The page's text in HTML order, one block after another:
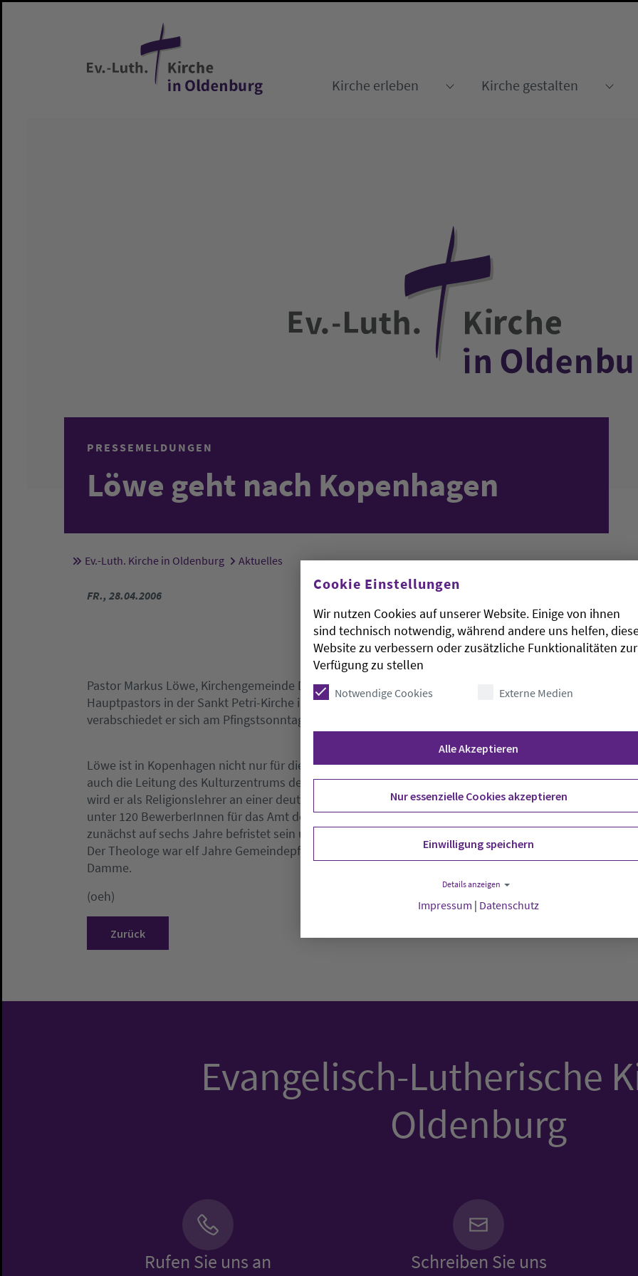
Kirche erleben
Kirche gestalten
PRESSEMELDUNGEN
Löwe geht nach Kopenhagen
Sie sind hier:
Ev.-Luth. Kirche in Oldenburg Aktuelles
FR., 28.04.2006
Pastor Markus Löwe, Kirchengemeinde Damme, tritt am 1. August 2006 die Stelle des
Hauptpastors in der Sankt Petri-Kirche in Kopenhagen an. Von seiner Kirchengemeinde
verabschiedet er sich am Pfingstsonntag, 4. Juni, im Rahmen des Gottesdienstes.
Löwe ist in Kopenhagen nicht nur für die deutsche Auslandsgemeinde zuständig, sondern hat
auch die Leitung des Kulturzentrums der Kirchengemeinde Sankt Petri inne. Darüber hinaus
wird er als Religionslehrer an einer deutsch-dänischen Privatschule tätig sein. Löwe wurde
unter 120 BewerberInnen für das Amt des Hauptpastors ausgewählt. Sein Dienst wird
zunächst auf sechs Jahre befristet sein und kann noch einmal drei Jahre verlängert werden.
Der Theologe war elf Jahre Gemeindepfarrer an der Kirchengemeinde Zum Guten Hirten in
Damme.
(oeh)
Zurück
Evangelisch-Lutherische
Oldenburg
Rufen Sie uns an Schreiben Sie uns
Cookie Einstellungen
Wir nutzen Cookies auf unserer Website. Einige von ihnen
sind technisch notwendig, während andere uns helfen,
Website zu verbessern oder zusätzliche Funktionalitäten zur
Verfügung zu stellen
Notwendige Cookies Externe Medien
Alle Akzeptieren
Nur essenzielle Cookies akzeptieren
Einwilligung speichern
Details anzeigen
Impressum | Datenschutz